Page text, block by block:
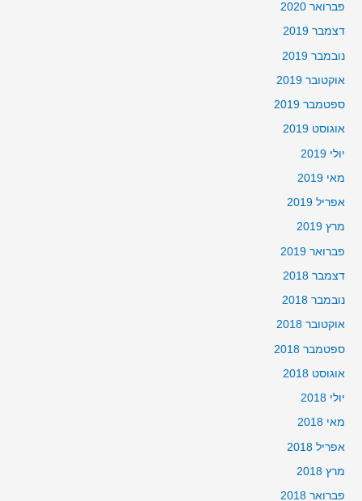
פברואר 2020
דצמבר 2019
נובמבר 2019
אוקטובר 2019
ספטמבר 2019
אוגוסט 2019
יולי 2019
מאי 2019
אפריל 2019
מרץ 2019
פברואר 2019
דצמבר 2018
נובמבר 2018
אוקטובר 2018
ספטמבר 2018
אוגוסט 2018
יולי 2018
מאי 2018
אפריל 2018
מרץ 2018
פברואר 2018